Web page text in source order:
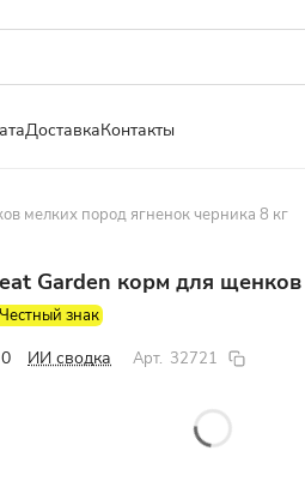
ДоставкаКонтакты
мелких пород ягненок черника 8 кг
Garden корм для
Честный знак
0 ИИ сводка Арт. 32721